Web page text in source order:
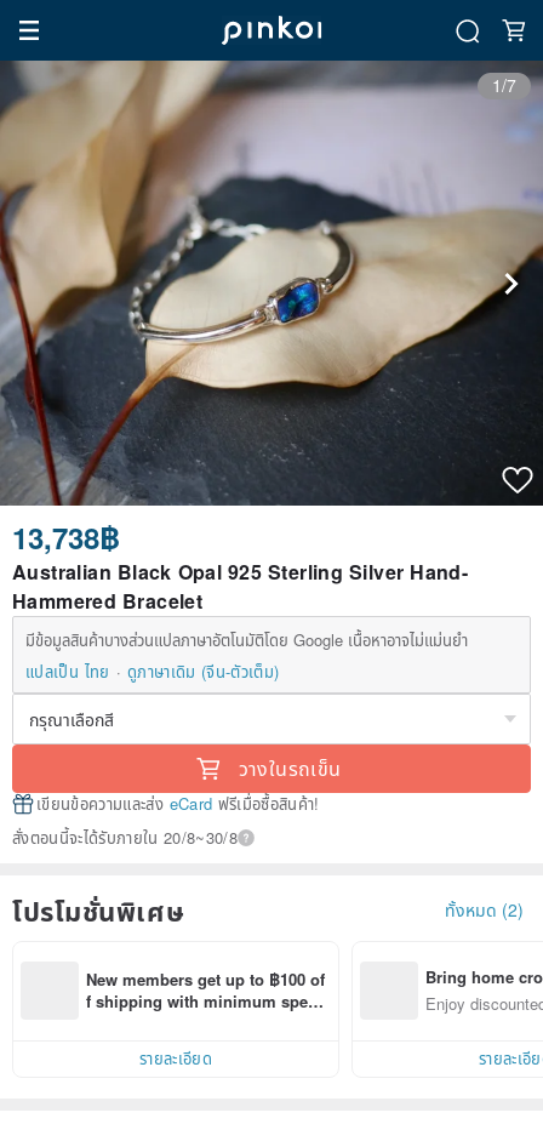
1/7
13,738฿
Australian Black Opal 925 Sterling Silver Hand-
Hammered Bracelet
มีข้อมูลสินค้าบางส่วนแปลภาษาอัตโนมัติโดย Google เนื้อหาอาจไม่แม่นยำ
แปลเป็น ไทย
ดูภาษาเดิม (จีน-ตัวเต็ม)
วางในรถเข็น
เขียนข้อความและส่ง eCard ฟรีเมื่อซื้อสินค้า!
สั่งตอนนี้จะได้รับภายใน 20/8~30/8
โปรโมชั่นพิเศษ ทั้งหมด (2)
New members get up to ฿100 of
f shipping with minimum spen
รายละเอียด
Bring home
n with ease
Enjoy
รายละเอี